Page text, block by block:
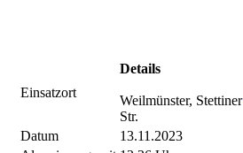
Einsatzort
Details
Weilmünster, Stettiner
Str.
Datum
13.11.2023